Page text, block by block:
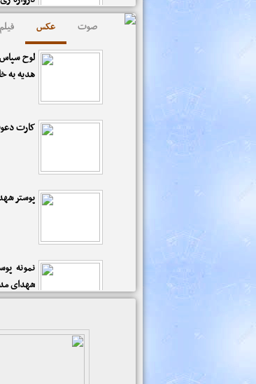
مدافع
فرمانده
:مشارکت
فیلم عکس صوت
لوح
هدیه به
کارت
پوستر
نمونه
شهدای